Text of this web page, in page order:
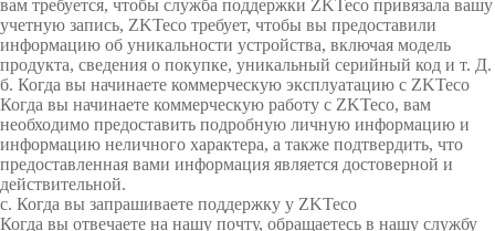
в
а
н
и
я
л
и
ц
V
i
с
е
щ
а
е
м
о
с
т
и
и
с
B
i
o
T
i
m
e
л
я
м
и
с
Z
K
B
i
o
й
c
Z
K
B
i
o
S
e
c
и
я
Л
и
ф
т
о
м
и
с
Z
K
B
i
o
S
e
c
вам требуется, чтобы служба поддержки ZKTeco привязала вашу
учетную запись, ZKTeco требует, чтобы вы предоставили
информацию об уникальности устройства, включая модель
продукта, сведения о покупке, уникальный серийный код и т. Д.
б. Когда вы начинаете коммерческую эксплуатацию с ZKTeco
Когда вы начинаете коммерческую работу с ZKTeco, вам
необходимо предоставить подробную личную информацию и
информацию неличного характера, а также подтвердить, что
предоставленная вами информация является достоверной и
действительной.
c. Когда вы запрашиваете поддержку у ZKTeco
Когда вы отвечаете на нашу почту, обращаетесь в нашу службу